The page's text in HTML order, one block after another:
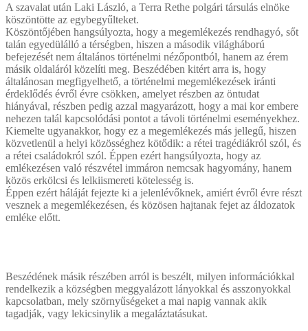
A szavalat után Laki László, a Terra Rethe polgári társulás elnöke
köszöntötte az egybegyűlteket.
Köszöntőjében hangsúlyozta, hogy a megemlékezés rendhagyó, sőt
talán egyedülálló a térségben, hiszen a második világháború
befejezését nem általános történelmi nézőpontból, hanem az érem
másik oldaláról közelíti meg. Beszédében kitért arra is, hogy
általánosan megfigyelhető, a történelmi megemlékezések iránti
érdeklődés évről évre csökken, amelyet részben az öntudat
hiányával, részben pedig azzal magyarázott, hogy a mai kor embere
nehezen talál kapcsolódási pontot a távoli történelmi eseményekhez.
Kiemelte ugyanakkor, hogy ez a megemlékezés más jellegű, hiszen
közvetlenül a helyi közösséghez kötődik: a rétei tragédiákról szól, és
a rétei családokról szól. Éppen ezért hangsúlyozta, hogy az
emlékezésen való részvétel immáron nemcsak hagyomány, hanem
közös erkölcsi és lelkiismereti kötelesség is.
Éppen ezért háláját fejezte ki a jelenlévőknek, amiért évről évre részt
vesznek a megemlékezésen, és közösen hajtanak fejet az áldozatok
emléke előtt.
Beszédének másik részében arról is beszélt, milyen információkkal
rendelkezik a községben meggyalázott lányokkal és asszonyokkal
kapcsolatban, mely szörnyűségeket a mai napig vannak akik
tagadják, vagy lekicsinylik a megaláztatásukat.